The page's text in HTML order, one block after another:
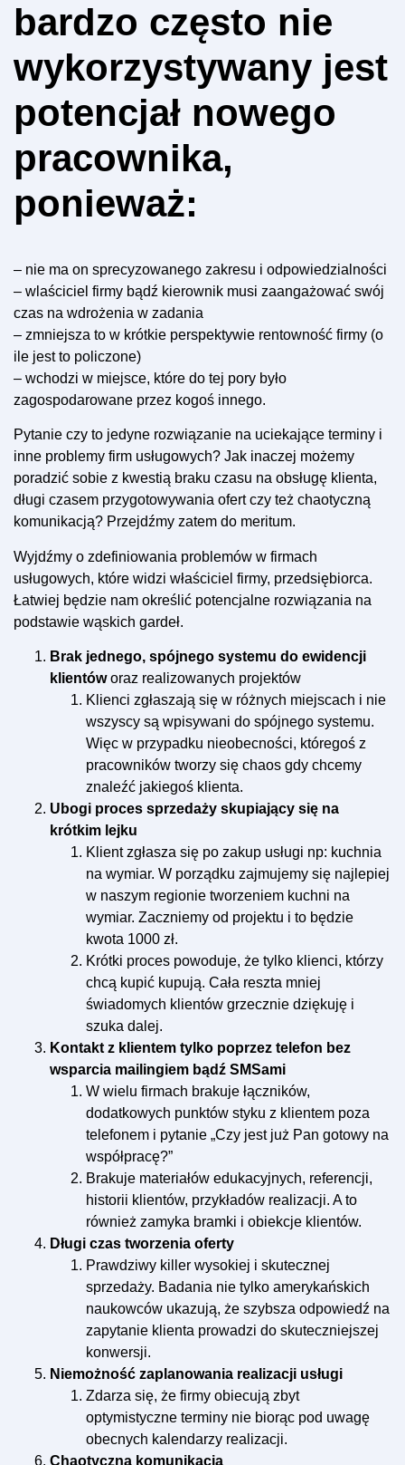
bardzo często nie
wykorzystywany jest
potencjał nowego
pracownika,
ponieważ:
– nie ma on sprecyzowanego zakresu i odpowiedzialności
– wlaściciel firmy bądź kierownik musi zaangażować swój
czas na wdrożenia w zadania
– zmniejsza to w krótkie perspektywie rentowność firmy (o
ile jest to policzone)
– wchodzi w miejsce, które do tej pory było
zagospodarowane przez kogoś innego.
Pytanie czy to jedyne rozwiązanie na uciekające terminy i
inne problemy firm usługowych? Jak inaczej możemy
poradzić sobie z kwestią braku czasu na obsługę klienta,
długi czasem przygotowywania ofert czy też chaotyczną
komunikacją? Przejdźmy zatem do meritum.
Wyjdźmy o zdefiniowania problemów w firmach
usługowych, które widzi właściciel firmy, przedsiębiorca.
Łatwiej będzie nam określić potencjalne rozwiązania na
podstawie wąskich gardeł.
Brak jednego, spójnego systemu do ewidencji
klientóworaz realizowanych projektów
Klienci zgłaszają się w różnych miejscach i nie
wszyscy są wpisywani do spójnego systemu.
Więc w przypadku nieobecności, któregoś z
pracowników tworzy się chaos gdy chcemy
znaleźć jakiegoś klienta.
Ubogi proces sprzedaży skupiający się na
krótkim lejku
Klient zgłasza się po zakup usługi np: kuchnia
na wymiar. W porządku zajmujemy się najlepiej
w naszym regionie tworzeniem kuchni na
wymiar. Zaczniemy od projektu i to będzie
kwota 1000 zł.
Krótki proces powoduje, że tylko klienci, którzy
chcą kupić kupują. Cała reszta mniej
świadomych klientów grzecznie dziękuję i
szuka dalej.
Kontakt z klientem tylko poprzez telefon bez
wsparcia mailingiem bądź SMSami
W wielu firmach brakuje łączników,
dodatkowych punktów styku z klientem poza
telefonem i pytanie „Czy jest już Pan gotowy na
współpracę?”
Brakuje materiałów edukacyjnych, referencji,
historii klientów, przykładów realizacji. A to
również zamyka bramki i obiekcje klientów.
Długi czas tworzenia oferty
Prawdziwy killer wysokiej i skutecznej
sprzedaży. Badania nie tylko amerykańskich
naukowców ukazują, że szybsza odpowiedź na
zapytanie klienta prowadzi do skuteczniejszej
konwersji.
Niemożność zaplanowania realizacji usługi
Zdarza się, że firmy obiecują zbyt
optymistyczne terminy nie biorąc pod uwagę
obecnych kalendarzy realizacji.
Chaotyczna komunikacja